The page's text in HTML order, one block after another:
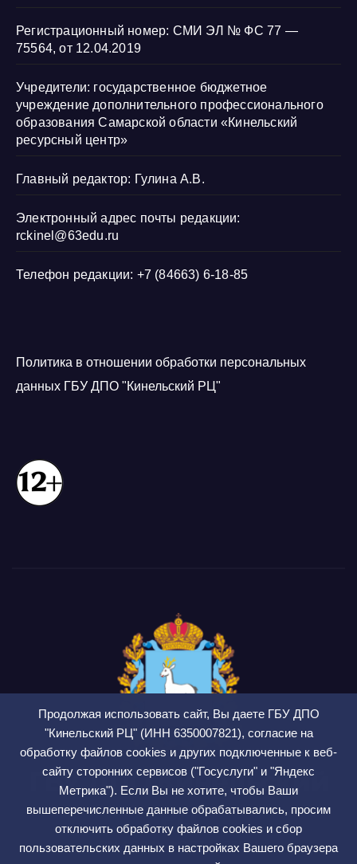
Продолжая использовать сайт, Вы даете ГБУ ДПО
"Кинельский РЦ" (ИНН 6350007821), согласие на
обработку файлов cookies и других подключенные к веб-
сайту сторонних сервисов ("Госуслуги" и "Яндекс
Метрика"). Если Вы не хотите, чтобы Ваши
вышеперечисленные данные обрабатывались, просим
отключить обработку файлов cookies и сбор
пользовательских данных в настройках Вашего браузера
Регистрационный номер: СМИ ЭЛ № ФС 77 —
75564, от 12.04.2019
Учредители: государственное бюджетное
учреждение дополнительного профессионального
образования Самарской области «Кинельский
ресурсный центр»
Главный редактор: Гулина А.В.
Электронный адрес почты редакции:
rckinel@63edu.ru
Телефон редакции: +7 (84663) 6-18-85
Политика в отношении обработки персональных
данных ГБУ ДПО "Кинельский РЦ"
ГБУ ДПО Кинельский
РЦ
СМИ ЭЛ № ФС 77 — 75564